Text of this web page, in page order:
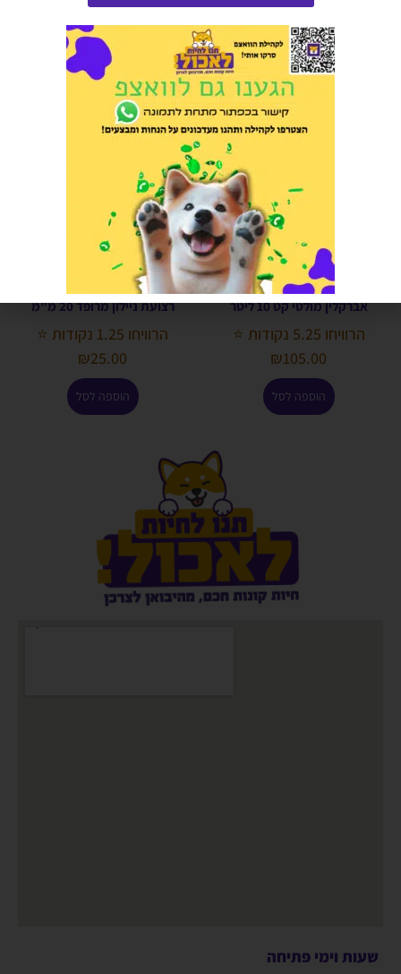
הוספה לסל אזל המלאי
אברקלין מולטי קט 10 ליטר
הרוויחו 5.25 נקודות ⭐
₪105.00
הוספה לסל
רצועת ניילון מרופד 20 מ"מ
הרוויחו 1.25 נקודות ⭐
₪25.00
הוספה לסל
שעות וימי פתיחה